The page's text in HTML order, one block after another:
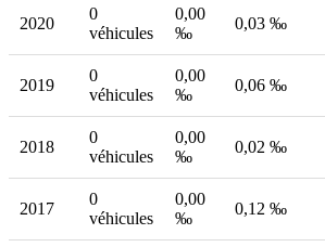
2020
0
véhicules
0,00
‰
0,03 ‰
2019
0
véhicules
0,00
‰
0,06 ‰
2018
0
véhicules
0,00
‰
0,02 ‰
2017
0
véhicules
0,00
‰
0,12 ‰